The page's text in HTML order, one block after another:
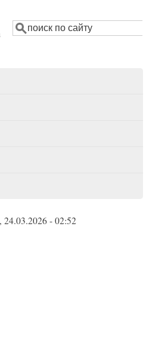
Поиск
24.03.2026 - 02:52